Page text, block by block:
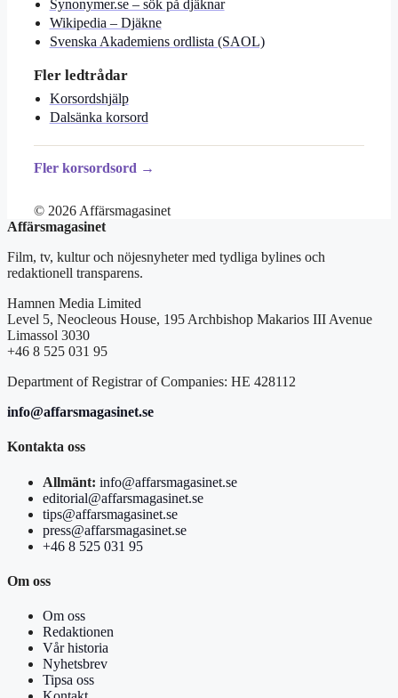
Synonymer.se – sök på djäknar
Wikipedia – Djäkne
Svenska Akademiens ordlista (SAOL)
Fler ledtrådar
Korsordshjälp
Dalsänka korsord
Fler korsordsord →
© 2026 Affärsmagasinet
Affärsmagasinet
Film, tv, kultur och nöjesnyheter med tydliga bylines och
redaktionell transparens.
Hamnen Media Limited
Level 5, Neocleous House, 195 Archbishop Makarios III Avenue
Limassol 3030
+46 8 525 031 95
Department of Registrar of Companies: HE 428112
info@affarsmagasinet.se
Kontakta oss
Allmänt: info@affarsmagasinet.se
editorial@affarsmagasinet.se
tips@affarsmagasinet.se
press@affarsmagasinet.se
+46 8 525 031 95
Om oss
Om oss
Redaktionen
Vår historia
Nyhetsbrev
Tipsa oss